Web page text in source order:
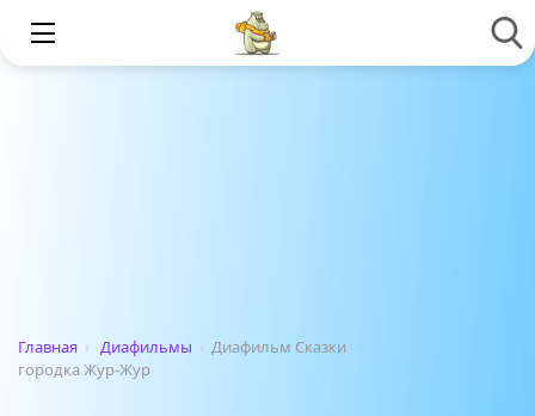
Главная › Диафильмы › Диафильм Сказки
городка Жур-Жур